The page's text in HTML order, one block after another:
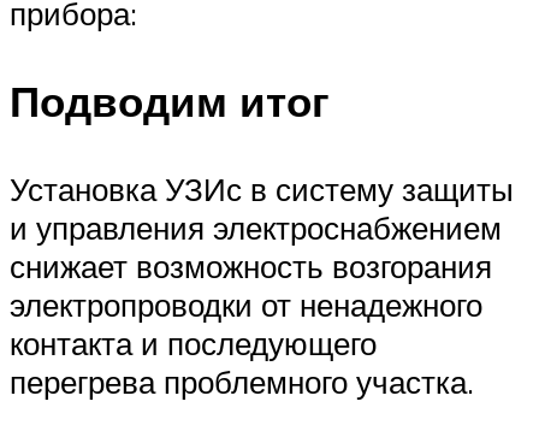
прибора:
Подводим итог
Установка УЗИс в систему защиты
и управления электроснабжением
снижает возможность возгорания
электропроводки от ненадежного
контакта и последующего
перегрева проблемного участка.